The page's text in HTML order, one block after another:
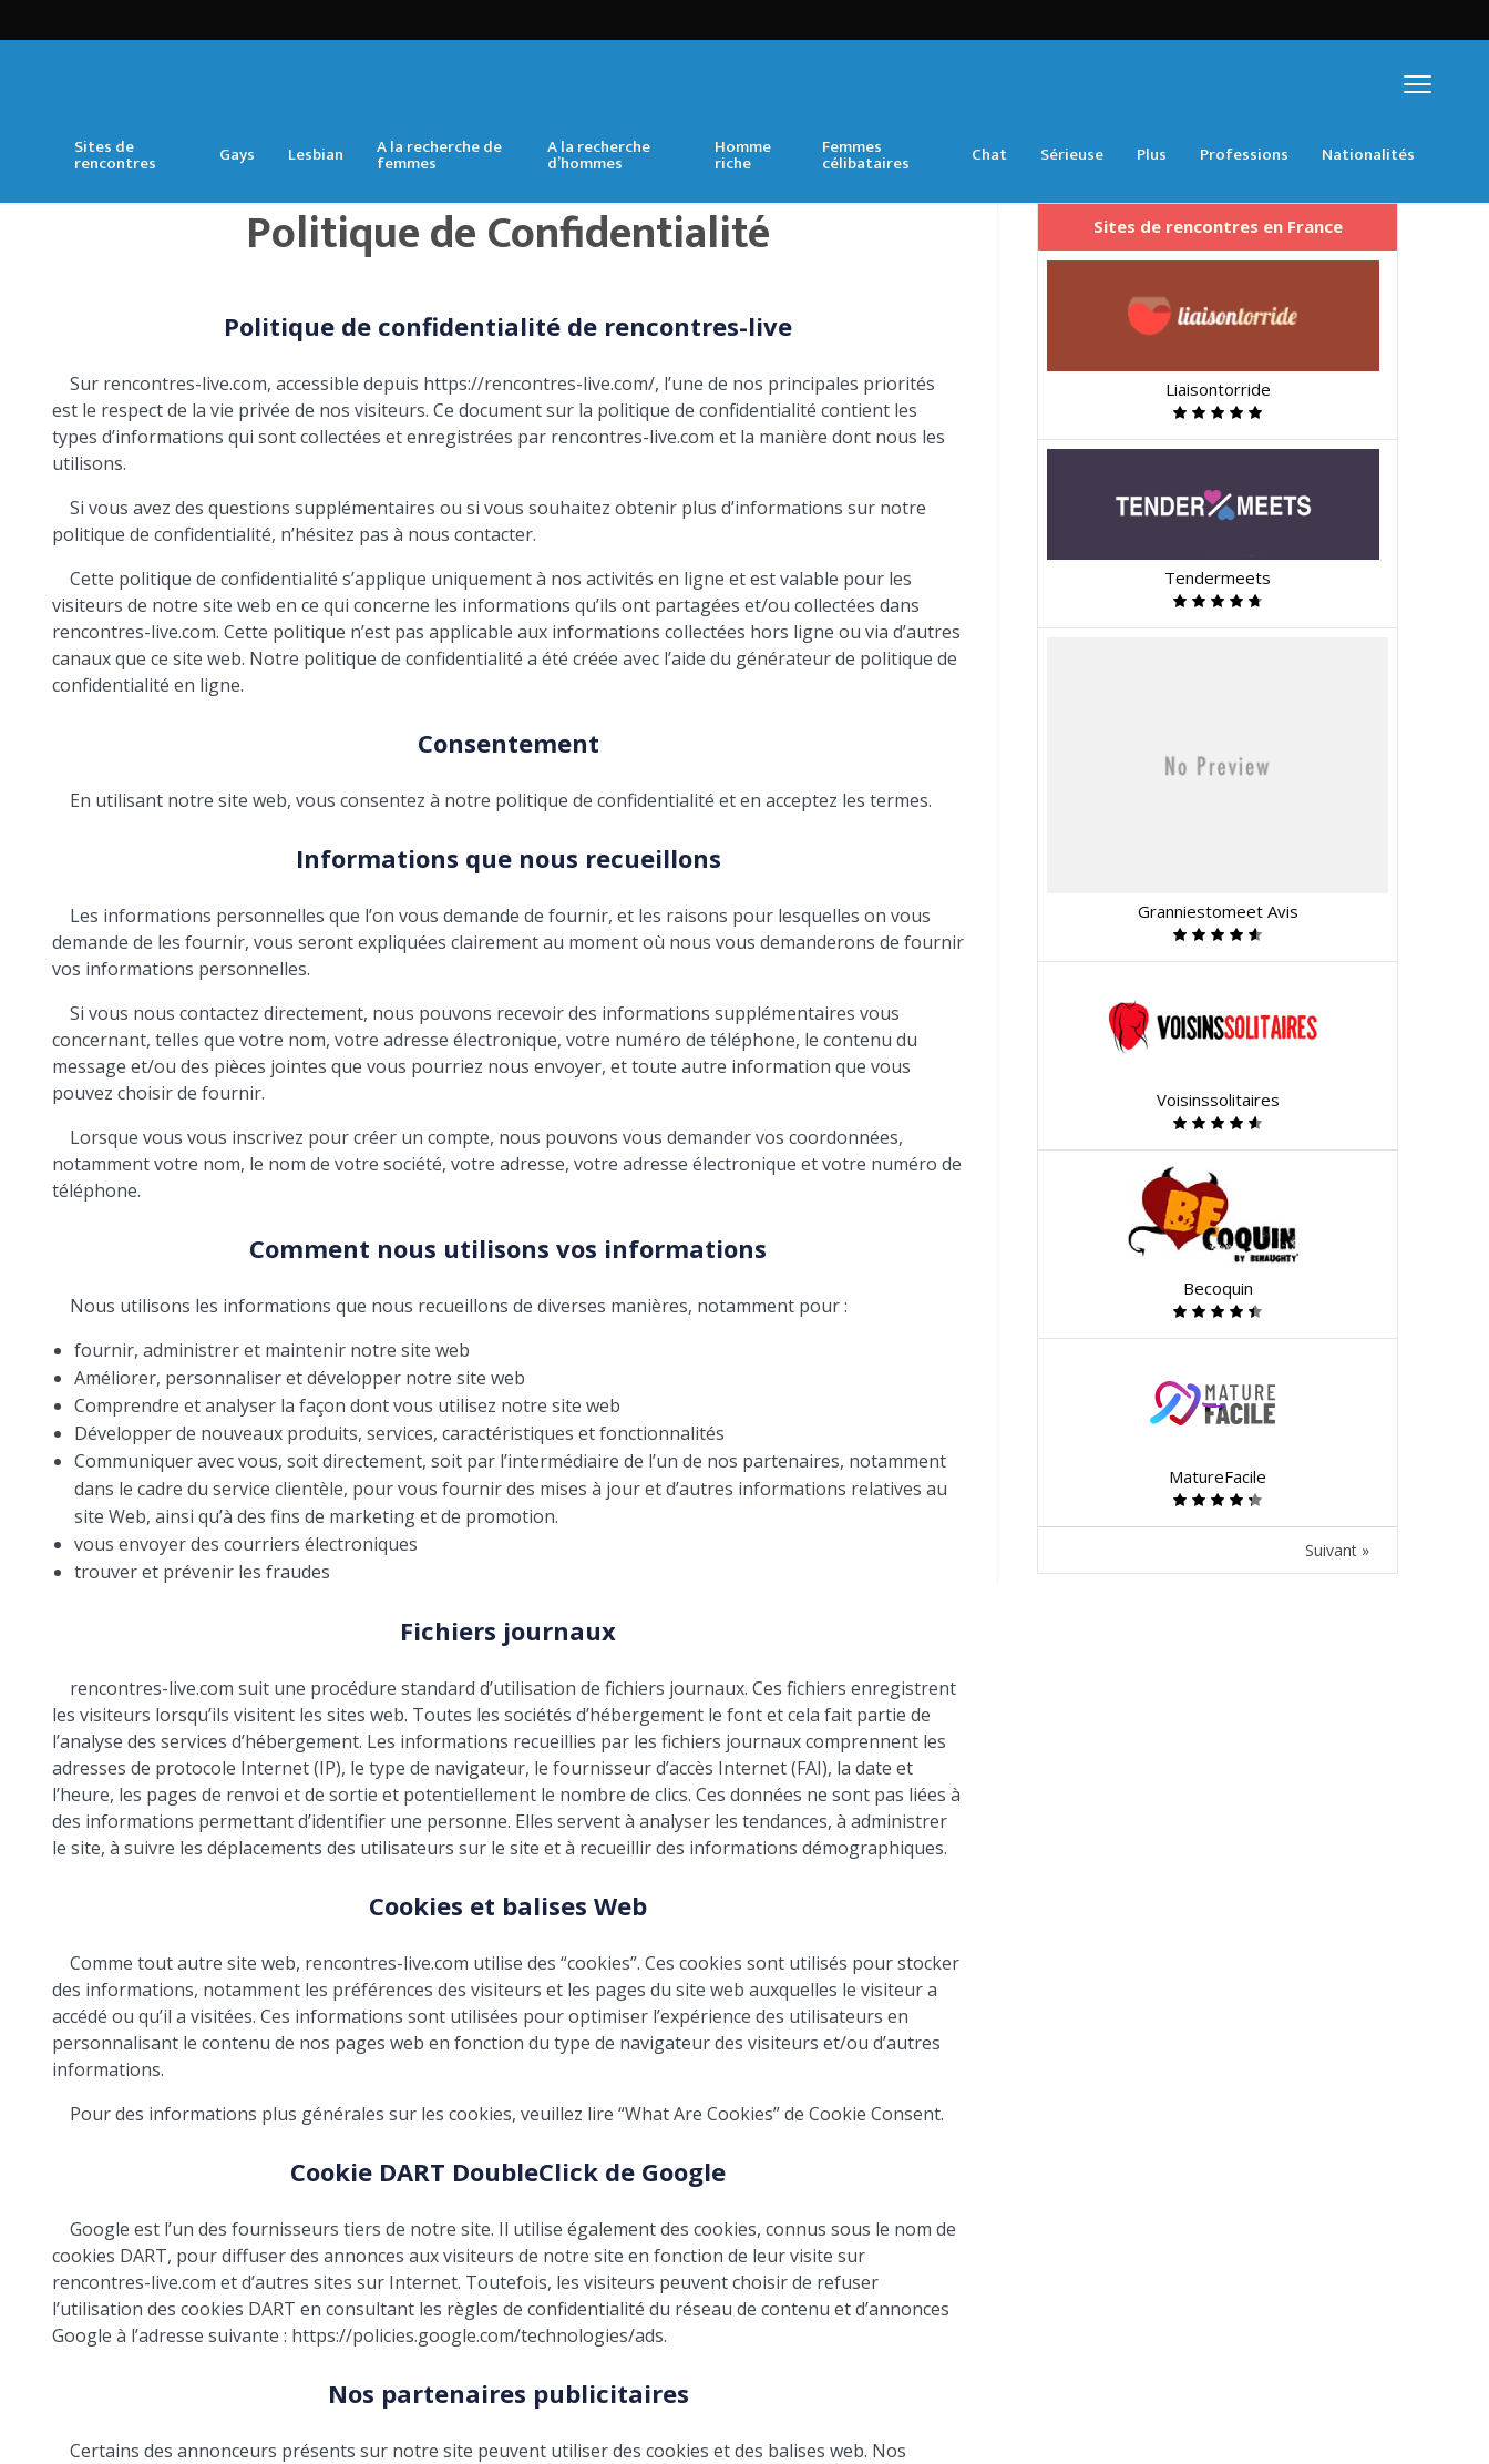
Sites de
rencontres Gays Lesbian A la recherche de
femmes
A la recherche
d’hommes
Homme
riche
Femmes
célibataires Chat Sérieuse Plus Professions Nationalités
Politique de Confidentialité
Politique de confidentialité de rencontres-live
Sur rencontres-live.com, accessible depuis https://rencontres-live.com/, l’une de nos principales priorités
est le respect de la vie privée de nos visiteurs. Ce document sur la politique de confidentialité contient les
types d’informations qui sont collectées et enregistrées par rencontres-live.com et la manière dont nous les
utilisons.
Si vous avez des questions supplémentaires ou si vous souhaitez obtenir plus d’informations sur notre
politique de confidentialité, n’hésitez pas à nous contacter.
Cette politique de confidentialité s’applique uniquement à nos activités en ligne et est valable pour les
visiteurs de notre site web en ce qui concerne les informations qu’ils ont partagées et/ou collectées dans
rencontres-live.com. Cette politique n’est pas applicable aux informations collectées hors ligne ou via d’autres
canaux que ce site web. Notre politique de confidentialité a été créée avec l’aide du générateur de politique de
confidentialité en ligne.
Consentement
En utilisant notre site web, vous consentez à notre politique de confidentialité et en acceptez les termes.
Informations que nous recueillons
Les informations personnelles que l’on vous demande de fournir, et les raisons pour lesquelles on vous
demande de les fournir, vous seront expliquées clairement au moment où nous vous demanderons de fournir
vos informations personnelles.
Si vous nous contactez directement, nous pouvons recevoir des informations supplémentaires vous
concernant, telles que votre nom, votre adresse électronique, votre numéro de téléphone, le contenu du
message et/ou des pièces jointes que vous pourriez nous envoyer, et toute autre information que vous
pouvez choisir de fournir.
Lorsque vous vous inscrivez pour créer un compte, nous pouvons vous demander vos coordonnées,
notamment votre nom, le nom de votre société, votre adresse, votre adresse électronique et votre numéro de
téléphone.
Comment nous utilisons vos informations
Nous utilisons les informations que nous recueillons de diverses manières, notamment pour :
fournir, administrer et maintenir notre site web
Améliorer, personnaliser et développer notre site web
Comprendre et analyser la façon dont vous utilisez notre site web
Développer de nouveaux produits, services, caractéristiques et fonctionnalités
Communiquer avec vous, soit directement, soit par l’intermédiaire de l’un de nos partenaires, notamment
dans le cadre du service clientèle, pour vous fournir des mises à jour et d’autres informations relatives au
site Web, ainsi qu’à des fins de marketing et de promotion.
vous envoyer des courriers électroniques
trouver et prévenir les fraudes
Fichiers journaux
rencontres-live.com suit une procédure standard d’utilisation de fichiers journaux. Ces fichiers enregistrent
les visiteurs lorsqu’ils visitent les sites web. Toutes les sociétés d’hébergement le font et cela fait partie de
l’analyse des services d’hébergement. Les informations recueillies par les fichiers journaux comprennent les
adresses de protocole Internet (IP), le type de navigateur, le fournisseur d’accès Internet (FAI), la date et
l’heure, les pages de renvoi et de sortie et potentiellement le nombre de clics. Ces données ne sont pas liées à
des informations permettant d’identifier une personne. Elles servent à analyser les tendances, à administrer
le site, à suivre les déplacements des utilisateurs sur le site et à recueillir des informations démographiques.
Cookies et balises Web
Comme tout autre site web, rencontres-live.com utilise des “cookies”. Ces cookies sont utilisés pour stocker
des informations, notamment les préférences des visiteurs et les pages du site web auxquelles le visiteur a
accédé ou qu’il a visitées. Ces informations sont utilisées pour optimiser l’expérience des utilisateurs en
personnalisant le contenu de nos pages web en fonction du type de navigateur des visiteurs et/ou d’autres
informations.
Pour des informations plus générales sur les cookies, veuillez lire “What Are Cookies” de Cookie Consent.
Cookie DART DoubleClick de Google
Google est l’un des fournisseurs tiers de notre site. Il utilise également des cookies, connus sous le nom de
cookies DART, pour diffuser des annonces aux visiteurs de notre site en fonction de leur visite sur
rencontres-live.com et d’autres sites sur Internet. Toutefois, les visiteurs peuvent choisir de refuser
l’utilisation des cookies DART en consultant les règles de confidentialité du réseau de contenu et d’annonces
Google à l’adresse suivante : https://policies.google.com/technologies/ads.
Nos partenaires publicitaires
Certains des annonceurs présents sur notre site peuvent utiliser des cookies et des balises web. Nos
Sites de rencontres en France
Liaisontorride
Tendermeets
Granniestomeet Avis
Voisinssolitaires
Becoquin
MatureFacile
Suivant »